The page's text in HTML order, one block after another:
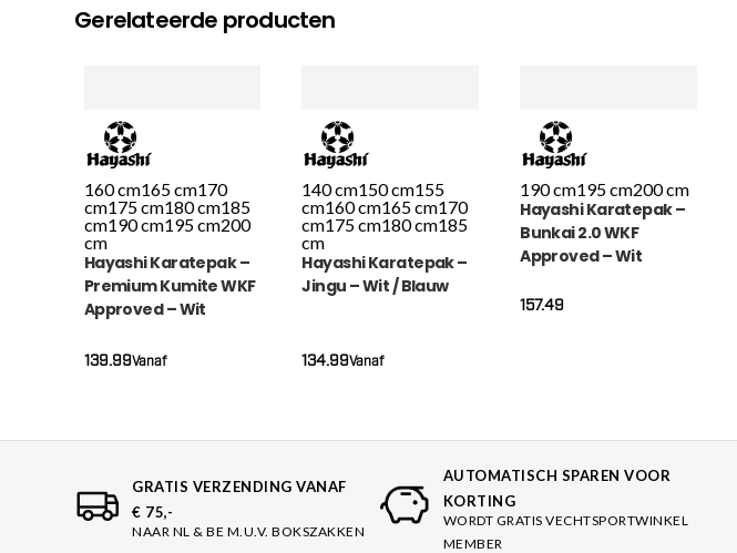
Gerelateerde producten
160 cm165 cm170
cm175 cm180 cm185
cm190 cm195 cm200
cm
Hayashi Karatepak –
Premium Kumite WKF
Approved – Wit
Vanaf
139.99
140 cm150 cm155
cm160 cm165 cm170
cm175 cm180 cm185
cm
Hayashi Karatepak –
Jingu – Wit / Blauw
Vanaf
134.99
190 cm195 cm200 cm
Hayashi Karatepak –
Bunkai 2.0 WKF
Approved – Wit
157.49
GRATIS VERZENDING VANAF
€ 75,-
NAAR NL & BE M.U.V. BOKSZAKKEN
AUTOMATISCH SPAREN VOOR
KORTING
WORDT GRATIS VECHTSPORTWINKEL
MEMBER